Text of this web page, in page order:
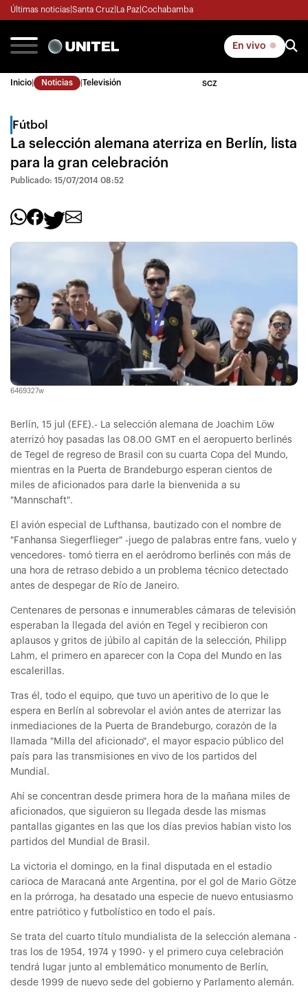
Últimas noticias Santa Cruz La Paz Cochabamba
En vivo
Inicio Noticias Televisión SCZ
Fútbol
La selección alemana aterriza en Berlín, lista
para la gran celebración
Publicado: 15/07/2014 08:52
6469327w
Berlín, 15 jul (EFE).- La selección alemana de Joachim Löw
aterrizó hoy pasadas las 08.00 GMT en el aeropuerto berlinés
de Tegel de regreso de Brasil con su cuarta Copa del Mundo,
mientras en la Puerta de Brandeburgo esperan cientos de
miles de aficionados para darle la bienvenida a su
"Mannschaft".
El avión especial de Lufthansa, bautizado con el nombre de
"Fanhansa Siegerflieger" -juego de palabras entre fans, vuelo y
vencedores- tomó tierra en el aeródromo berlinés con más de
una hora de retraso debido a un problema técnico detectado
antes de despegar de Río de Janeiro.
Centenares de personas e innumerables cámaras de televisión
esperaban la llegada del avión en Tegel y recibieron con
aplausos y gritos de júbilo al capitán de la selección, Philipp
Lahm, el primero en aparecer con la Copa del Mundo en las
escalerillas.
Tras él, todo el equipo, que tuvo un aperitivo de lo que le
espera en Berlín al sobrevolar el avión antes de aterrizar las
inmediaciones de la Puerta de Brandeburgo, corazón de la
llamada "Milla del aficionado", el mayor espacio público del
país para las transmisiones en vivo de los partidos del
Mundial.
Ahí se concentran desde primera hora de la mañana miles de
aficionados, que siguieron su llegada desde las mismas
pantallas gigantes en las que los días previos habían visto los
partidos del Mundial de Brasil.
La victoria el domingo, en la final disputada en el estadio
carioca de Maracaná ante Argentina, por el gol de Mario Götze
en la prórroga, ha desatado una especie de nuevo entusiasmo
entre patriótico y futbolístico en todo el país.
Se trata del cuarto título mundialista de la selección alemana -
tras los de 1954, 1974 y 1990- y el primero cuya celebración
tendrá lugar junto al emblemático monumento de Berlín,
desde 1999 de nuevo sede del gobierno y Parlamento alemán.